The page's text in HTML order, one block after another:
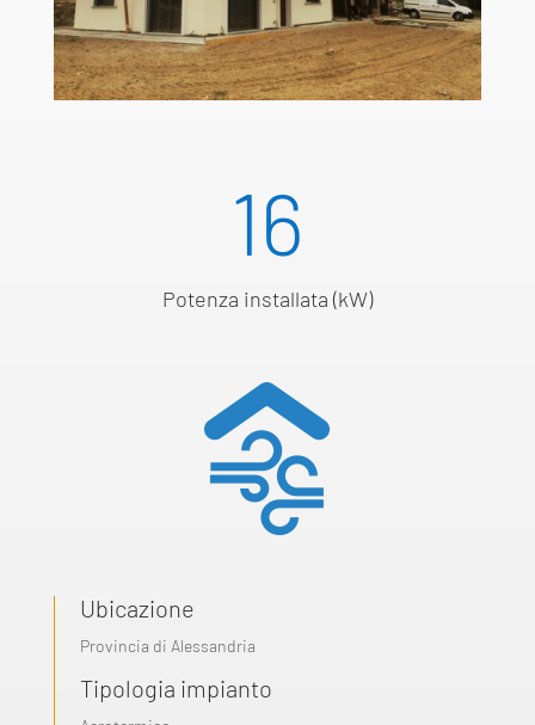
16
Potenza installata (kW)
Ubicazione
Provincia di Alessandria
Tipologia impianto